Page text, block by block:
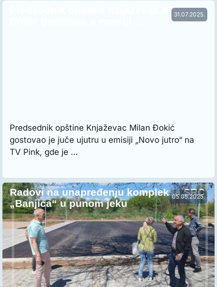
31.07.2025.
Predsednik opštine Knjaževac Milan
Predsednik opštine Knjaževac Milan Đokić
gostovao je juče ujutru u emisiji „Novo jutro“ na
TV Pink, gde je …
05.05.2025.
Radovi na unapređenju kompleksa SRC
„Banjica“ u punom jeku